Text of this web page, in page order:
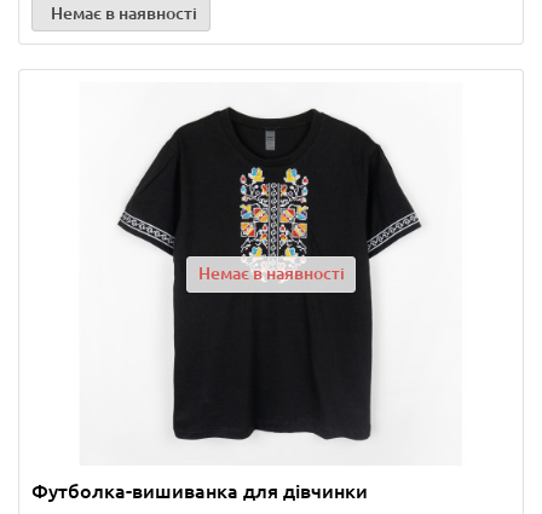
Немає в наявності
Немає в наявності
Футболка-вишиванка для дівчинки